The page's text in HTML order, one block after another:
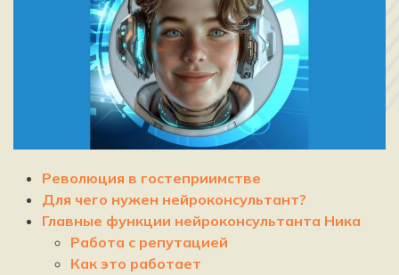
Революция в гостеприимстве
Для чего нужен нейроконсультант?
Главные функции нейроконсультанта Ника
Работа с репутацией
Как это работает